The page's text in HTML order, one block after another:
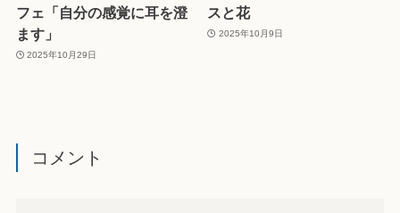
フェ「自分の感覚に耳を澄
ます」
2025年10月29日
スと花
2025年10月9日
コメント